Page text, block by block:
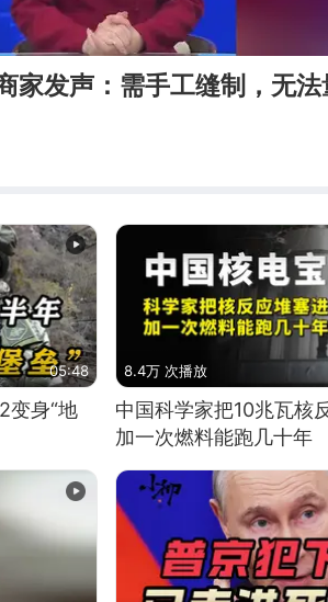
家发声：需手工缝制，无法
05:48
变身“地
8.4万 次播放
中国科学家把10兆瓦核
加一次燃料能跑几十年